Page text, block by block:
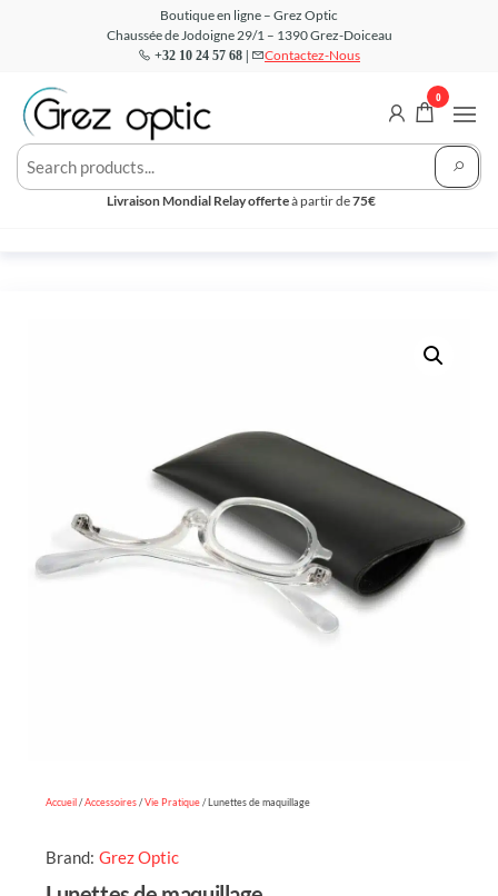
Boutique en ligne – Grez Optic
Chaussée de Jodoigne 29/1 – 1390 Grez-Doiceau
+32 10 24 57 68 | Contactez-Nous
Grez
Optic –
Votre
Opticien
en ligne
Livraison Mondial Relay offerteà partir de75€
0
Accueil/Accessoires/Vie Pratique/ Lunettes de maquillage
Brand: Grez Optic